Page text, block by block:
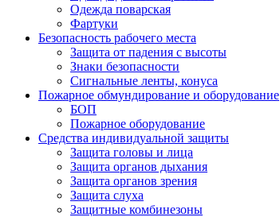
Одежда поварская
Фартуки
Безопасность рабочего места
Защита от падения с высоты
Знаки безопасности
Сигнальные ленты, конуса
Пожарное обмундирование и оборудование
БОП
Пожарное оборудование
Средства индивидуальной защиты
Защита головы и лица
Защита органов дыхания
Защита органов зрения
Защита слуха
Защитные комбинезоны